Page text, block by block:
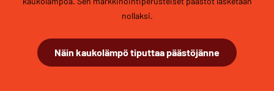
nollaksi.
Näin kaukolämpö tiputtaa päästöjänne